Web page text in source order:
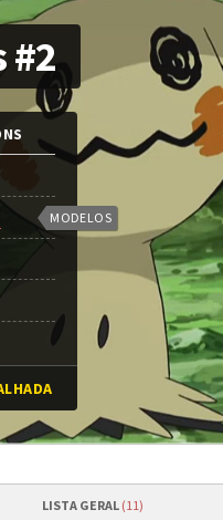
#2
MODELOS
LISTA GERAL (11)